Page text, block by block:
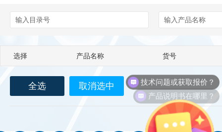
Biotez Berlin Diametra
Berry & Associates Zedira
LGC Maine Standards Biolife
选择 产品名称 货号
全选 取消选中
技术问题或获取报价？
产品说明书在哪里？